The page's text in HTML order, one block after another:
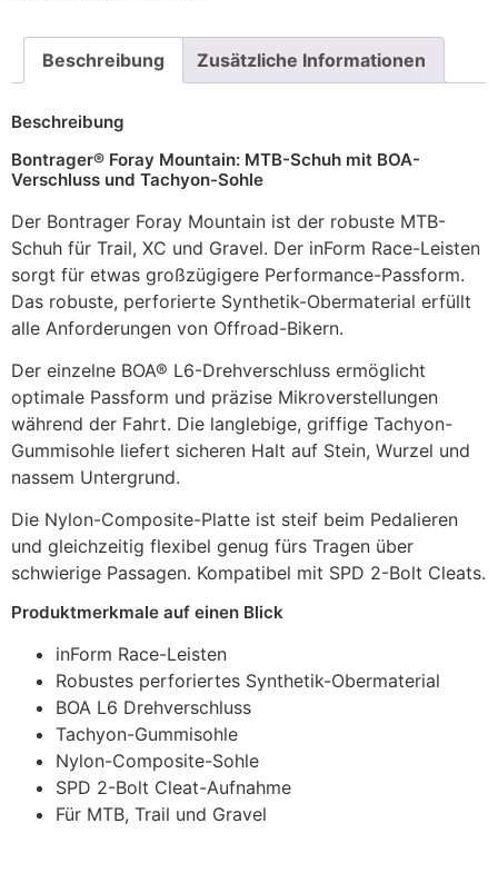
Beschreibung Zusätzliche Informationen
Beschreibung
Bontrager® Foray Mountain: MTB-Schuh mit BOA-
Verschluss und Tachyon-Sohle
Der Bontrager Foray Mountain ist der robuste MTB-
Schuh für Trail, XC und Gravel. Der inForm Race-Leisten
sorgt für etwas großzügigere Performance-Passform.
Das robuste, perforierte Synthetik-Obermaterial erfüllt
alle Anforderungen von Offroad-Bikern.
Der einzelne BOA® L6-Drehverschluss ermöglicht
optimale Passform und präzise Mikroverstellungen
während der Fahrt. Die langlebige, griffige Tachyon-
Gummisohle liefert sicheren Halt auf Stein, Wurzel und
nassem Untergrund.
Die Nylon-Composite-Platte ist steif beim Pedalieren
und gleichzeitig flexibel genug fürs Tragen über
schwierige Passagen. Kompatibel mit SPD 2-Bolt Cleats.
Produktmerkmale auf einen Blick
inForm Race-Leisten
Robustes perforiertes Synthetik-Obermaterial
BOA L6 Drehverschluss
Tachyon-Gummisohle
Nylon-Composite-Sohle
SPD 2-Bolt Cleat-Aufnahme
Für MTB, Trail und Gravel